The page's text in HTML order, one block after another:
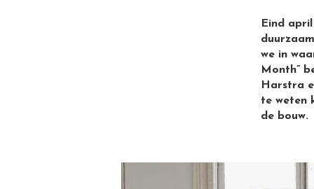
Eind
we in
Month”
Harstra
te weten
de bouw.